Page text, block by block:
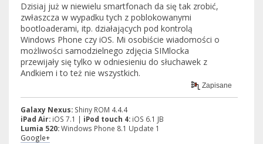
Dzisiaj już w niewielu smartfonach da się tak zrobić,
zwłaszcza w wypadku tych z poblokowanymi
bootloaderami, itp. działających pod kontrolą
Windows Phone czy iOS. Mi osobiście wiadomości o
możliwości samodzielnego zdjęcia SIMlocka
przewijały się tylko w odniesieniu do słuchawek z
Andkiem i to też nie wszystkich.
Zapisane
Galaxy Nexus: Shiny ROM 4.4.4
iPad Air: iOS 7.1 | iPod touch 4: iOS 6.1 JB
Lumia 520:Windows Phone 8.1 Update 1
Google+